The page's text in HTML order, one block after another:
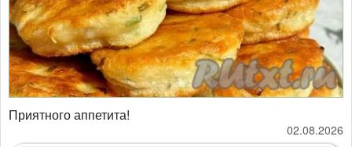
​​​​​​​Приятного аппетита!
02.08.2026